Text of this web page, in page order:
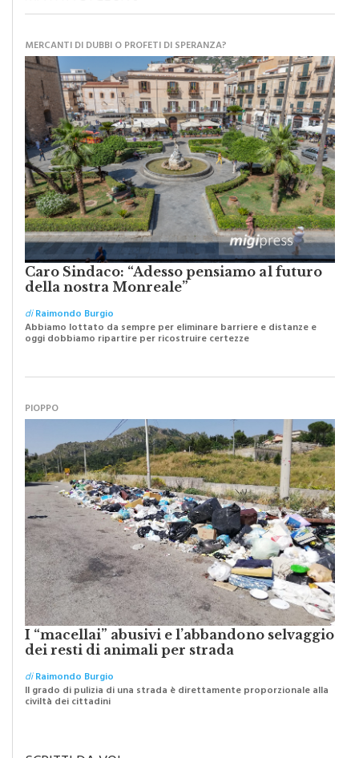
Caro Sindaco: “Adesso pensiamo al futuro
della nostra Monreale”
diRaimondo Burgio
Abbiamo lottato da sempre per eliminare barriere e distanze e
oggi dobbiamo ripartire per ricostruire certezze
I “macellai” abusivi e l’abbandono selvaggio
dei resti di animali per strada
diRaimondo Burgio
Il grado di pulizia di una strada è direttamente proporzionale alla
civiltà dei cittadini